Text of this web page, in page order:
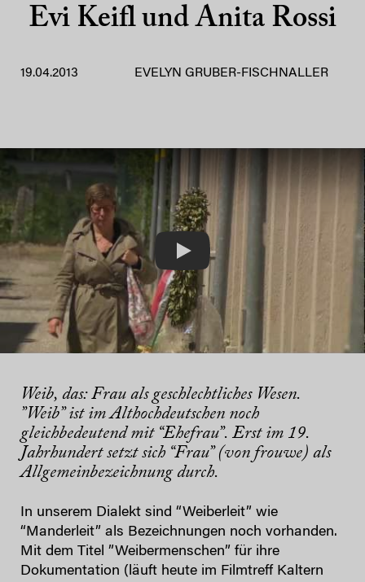
Evi Keifl und Anita Rossi
19.04.2013 EVELYN GRUBER-FISCHNALLER
Weib, das: Frau als geschlechtliches Wesen. ​
”Weib” ist im Althochdeutschen noch
gleichbedeutend mit “Ehefrau”. Erst im 19.
Jahrhundert setzt sich “Frau” (von frouwe) als
Allgemeinbezeichnung durch.
In unserem Dialekt sind “Weiberleit” wie
“Manderleit” als Bezeichnungen noch vorhanden.
Mit ​dem Titel ​”Weibermenschen” ​für ihre
Dokumentation ​(läuft heute im Filmtreff Kaltern